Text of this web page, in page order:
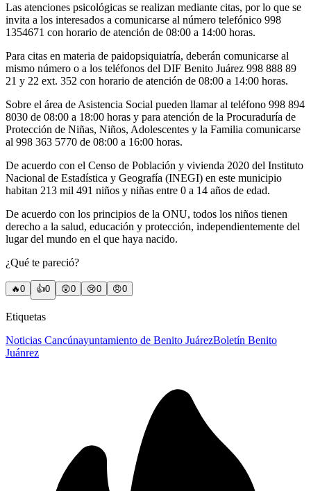
Las atenciones psicológicas se realizan mediante citas, por lo que se
invita a los interesados a comunicarse al número telefónico 998
1354671 con horario de atención de 08:00 a 14:00 horas.
Para citas en materia de paidopsiquiatría, deberán comunicarse al
mismo número o a los teléfonos del DIF Benito Juárez 998 888 89
21 y 22 ext. 352 con horario de atención de 08:00 a 14:00 horas.
Sobre el área de Asistencia Social pueden llamar al teléfono 998 894
8030 de 08:00 a 18:00 horas y para atención de la Procuraduría de
Protección de Niñas, Niños, Adolescentes y la Familia comunicarse
al 998 363 5770 de 08:00 a 16:00 horas.
De acuerdo con el Censo de Población y vivienda 2020 del Instituto
Nacional de Estadística y Geografía (INEGI) en este municipio
habitan 213 mil 491 niños y niñas entre 0 a 14 años de edad.
De acuerdo con los principios de la ONU, todos los niños tienen
derecho a la salud, educación y protección, independientemente del
lugar del mundo en el que haya nacido.
¿Qué te pareció?
🔥0 👍0 😲0 😢0 😠0
Etiquetas
Noticias Cancúnayuntamiento de Benito JuárezBoletín Benito
Juánrez